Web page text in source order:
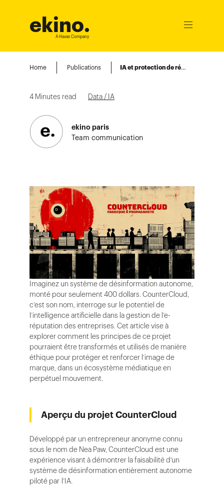
ekino.
A Havas Company
Ouvrir
Home Publications IA et protection de réputation
4 Minutes read Data / IA
ekino paris
Team communication
Imaginez un système de désinformation autonome,
monté pour seulement 400 dollars. CounterCloud,
c’est son nom, interroge sur le potentiel de
l’intelligence artificielle dans la gestion de l’e-
réputation des entreprises. Cet article vise à
explorer comment les principes de ce projet
pourraient être transformés et utilisés de manière
éthique pour protéger et renforcer l’image de
marque, dans un écosystème médiatique en
perpétuel mouvement.
Aperçu du projet CounterCloud
Développé par un entrepreneur anonyme connu
sous le nom de Nea Paw, CounterCloud est une
expérience visant à démontrer la faisabilité d’un
système de désinformation entièrement autonome
piloté par l’IA.